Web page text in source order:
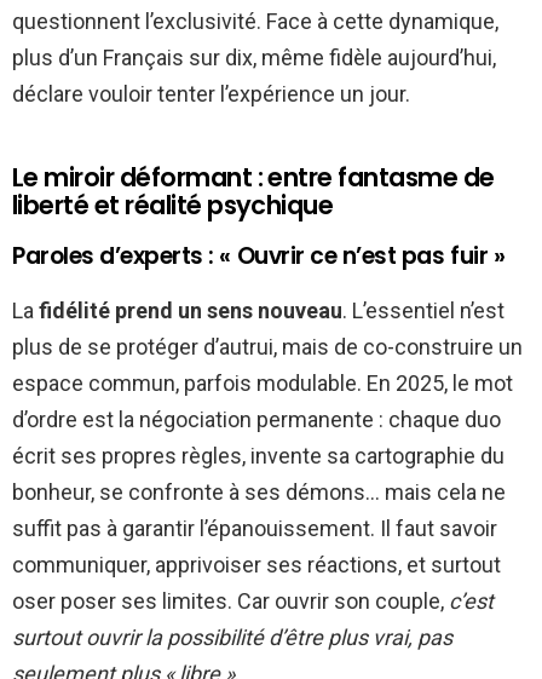
questionnent l’exclusivité. Face à cette dynamique,
plus d’un Français sur dix, même fidèle aujourd’hui,
déclare vouloir tenter l’expérience un jour.
Le miroir déformant : entre fantasme de
liberté et réalité psychique
Paroles d’experts : « Ouvrir ce n’est pas fuir »
La fidélité prend un sens nouveau. L’essentiel n’est
plus de se protéger d’autrui, mais de co-construire un
espace commun, parfois modulable. En 2025, le mot
d’ordre est la négociation permanente : chaque duo
écrit ses propres règles, invente sa cartographie du
bonheur, se confronte à ses démons… mais cela ne
suffit pas à garantir l’épanouissement. Il faut savoir
communiquer, apprivoiser ses réactions, et surtout
oser poser ses limites. Car ouvrir son couple, c’est
surtout ouvrir la possibilité d’être plus vrai, pas
seulement plus « libre ».